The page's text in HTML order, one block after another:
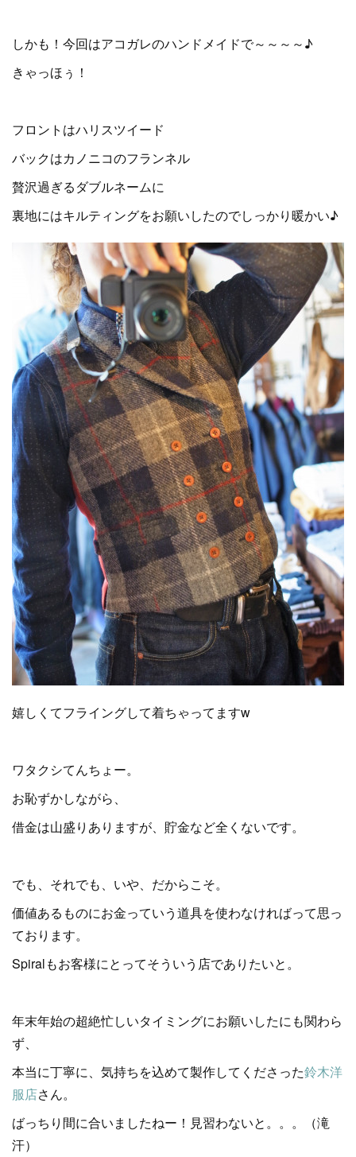
しかも！今回はアコガレのハンドメイドで～～～～♪
きゃっほぅ！
フロントはハリスツイード
バックはカノニコのフランネル
贅沢過ぎるダブルネームに
裏地にはキルティングをお願いしたのでしっかり暖かい♪
嬉しくてフライングして着ちゃってますw
ワタクシてんちょー。
お恥ずかしながら、
借金は山盛りありますが、貯金など全くないです。
でも、それでも、いや、だからこそ。
価値あるものにお金っていう道具を使わなければって思っ
ております。
Spiralもお客様にとってそういう店でありたいと。
年末年始の超絶忙しいタイミングにお願いしたにも関わら
ず、
本当に丁寧に、気持ちを込めて製作してくださった鈴木洋
服店さん。
ばっちり間に合いましたねー！見習わないと。。。（滝
汗）